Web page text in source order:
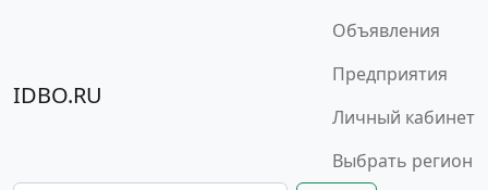
IDBO.RU
Объявления
Предприятия
Личный кабинет
Выбрать регион